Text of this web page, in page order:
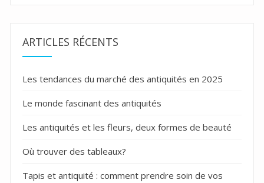
ARTICLES RÉCENTS
Les tendances du marché des antiquités en 2025
Le monde fascinant des antiquités
Les antiquités et les fleurs, deux formes de beauté
Où trouver des tableaux?
Tapis et antiquité : comment prendre soin de vos